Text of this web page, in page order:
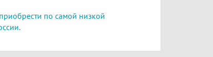
по самой низкой